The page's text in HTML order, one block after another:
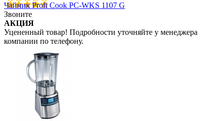
Чайник Profi Cook PC-WKS 1107 G
Звоните
АКЦИЯ
Уцененный товар! Подробности уточняйте у менеджера
компании по телефону.